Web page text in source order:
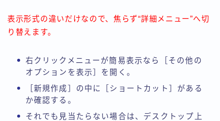
表示形式の違いだけなので、焦らず“詳細メニュー”へ切
り替えます。
右クリックメニューが簡易表示なら［その他の
オプションを表示］を開く。
［新規作成］の中に［ショートカット］がある
か確認する。
それでも見当たらない場合は、デスクトップ上